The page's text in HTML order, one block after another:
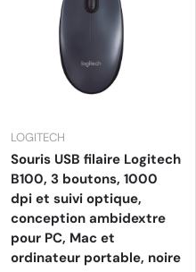
LOGITECH
Souris USB filaire Logitech
B100, 3 boutons, 1000
dpi et suivi optique,
conception ambidextre
pour PC, Mac et
ordinateur portable, noire